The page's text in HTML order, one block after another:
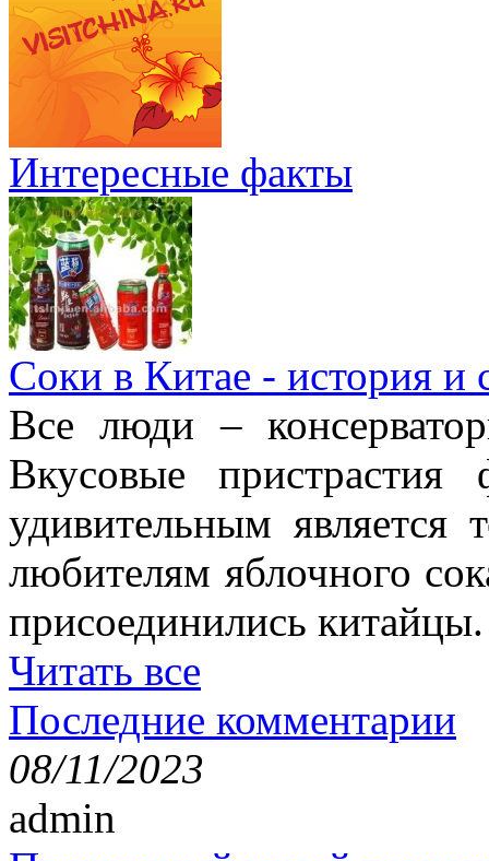
Интересные факты
Соки в Китае - история и
Все люди –
Вкусовые
удивительным
любителям яблочного
присоединились китайцы.
Читать все
Последние комментарии
08/11/2023
admin